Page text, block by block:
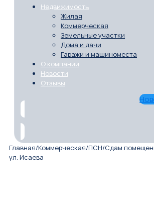
Недвижимость
Жилая
Коммерческая
Земельные участки
Дома и дачи
Гаражи и машиноместа
О компании
Новости
Отзывы
Главная/Коммерческая/ПСН/Сдам
ул. Исаева